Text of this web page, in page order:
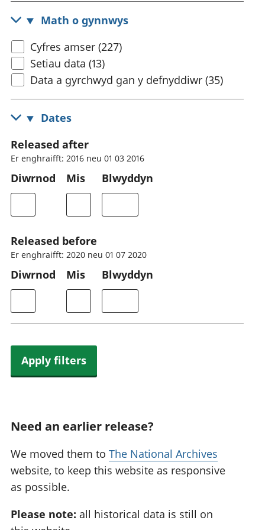
Math o gynnwys
Cyfres amser (227)
Setiau data (13)
Data a gyrchwyd gan y defnyddiwr (35)
Dates
Released after
Er enghraifft: 2016 neu 01 03 2016
Diwrnod Mis Blwyddyn
Released before
Er enghraifft: 2020 neu 01 07 2020
Diwrnod Mis Blwyddyn
Apply filters
Need an earlier release?
We moved them to The National Archives
website, to keep this website as responsive
as possible.
Please note: all historical data is still on